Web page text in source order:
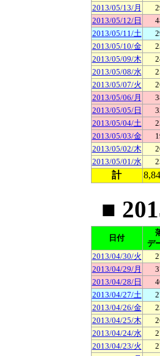
2013/05/13/月
2013/05/12/日
2013/05/11/土
2013/05/10/金
2013/05/09/木
2013/05/08/水
2013/05/07/火
2013/05/06/月
2013/05/05/日
2013/05/04/土
2013/05/03/金
2013/05/02/木
2013/05/01/水
計
■
日付
デ
2013/04/30/火
2013/04/29/月
2013/04/28/日
2013/04/27/土
2013/04/26/金
2013/04/25/木
2013/04/24/水
2013/04/23/火